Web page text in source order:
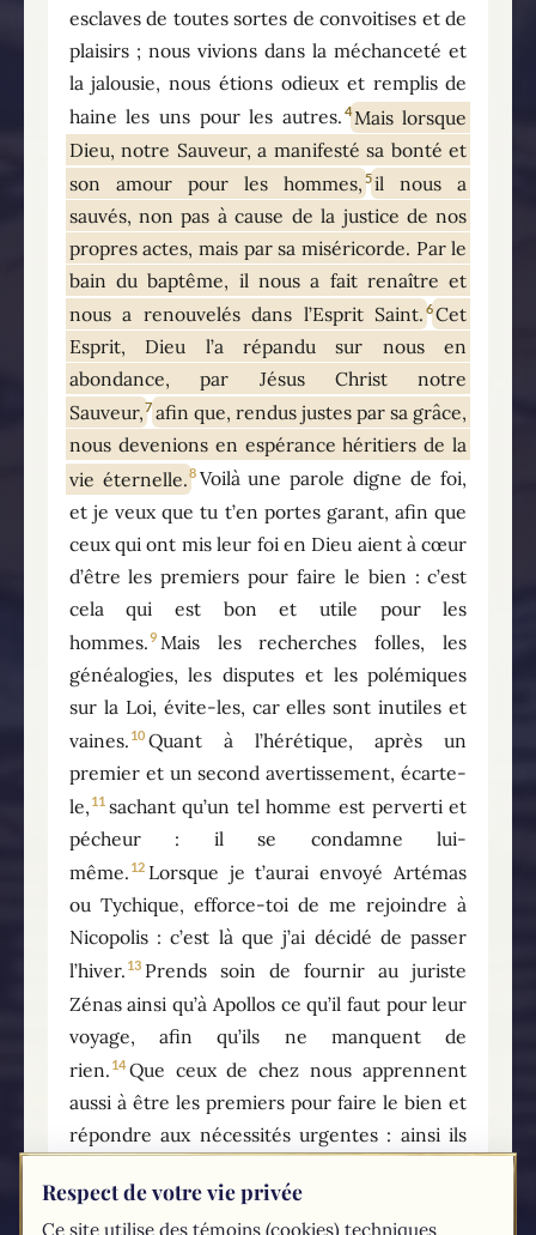
esclaves de toutes sortes de convoitises et de
plaisirs ; nous vivions dans la méchanceté et
la jalousie, nous étions odieux et remplis de
haine les uns pour les autres. 4 Mais lorsque
Dieu, notre Sauveur, a manifesté sa bonté et
son amour pour les hommes, 5il nous a
sauvés, non pas à cause de la justice de nos
propres actes, mais par sa miséricorde. Par le
bain du baptême, il nous a fait renaître et
nous a renouvelés dans l’Esprit Saint. 6Cet
Esprit, Dieu l’a répandu sur nous en
abondance, par Jésus Christ notre
Sauveur,7 afin que, rendus justes par sa grâce,
nous devenions en espérance héritiers de la
vie éternelle.8 Voilà une parole digne de foi,
et je veux que tu t’en portes garant, afin que
ceux qui ont mis leur foi en Dieu aient à cœur
d’être les premiers pour faire le bien : c’est
cela qui est bon et utile pour les
hommes.9 Mais les recherches folles, les
généalogies, les disputes et les polémiques
sur la Loi, évite-les, car elles sont inutiles et
vaines. 10 Quant à l’hérétique, après un
premier et un second avertissement, écarte-
le, 11 sachant qu’un tel homme est perverti et
pécheur : il se condamne lui-
même. 12 Lorsque je t’aurai envoyé Artémas
ou Tychique, efforce-toi de me rejoindre à
Nicopolis : c’est là que j’ai décidé de passer
l’hiver. 13 Prends soin de fournir au juriste
Zénas ainsi qu’à Apollos ce qu’il faut pour leur
voyage, afin qu’ils ne manquent de
rien. 14 Que ceux de chez nous apprennent
aussi à être les premiers pour faire le bien et
répondre aux nécessités urgentes : ainsi ils
fruit.15Ceux qui sont avec moi te saluent
Respect de votre vie privée
Ce site utilise des témoins (cookies) techniques